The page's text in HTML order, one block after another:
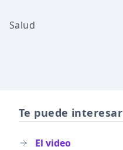
Salud
Te puede interesar
El video